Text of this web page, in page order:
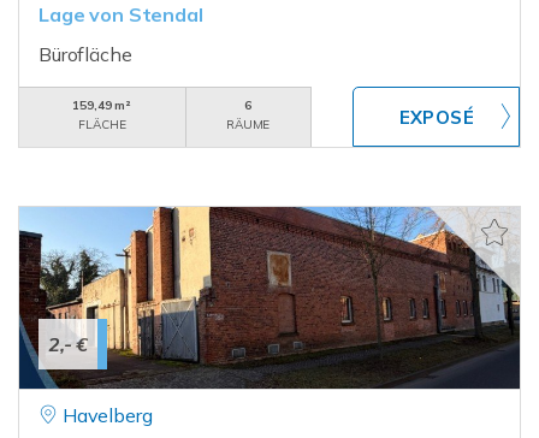
Lage von Stendal
Bürofläche
159,49 m²
FLÄCHE
6
RÄUME
2,- €
Havelberg